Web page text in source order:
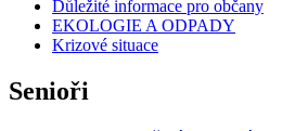
Důležité informace pro občany
EKOLOGIE A ODPADY
Krizové situace
Senioři